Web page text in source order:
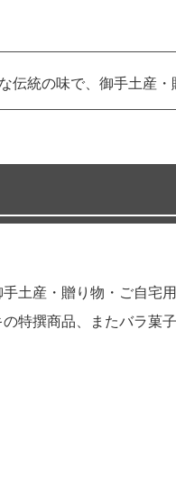
統の味で、御手土産
土産・贈り物・ご自宅
特撰商品、またバラ菓